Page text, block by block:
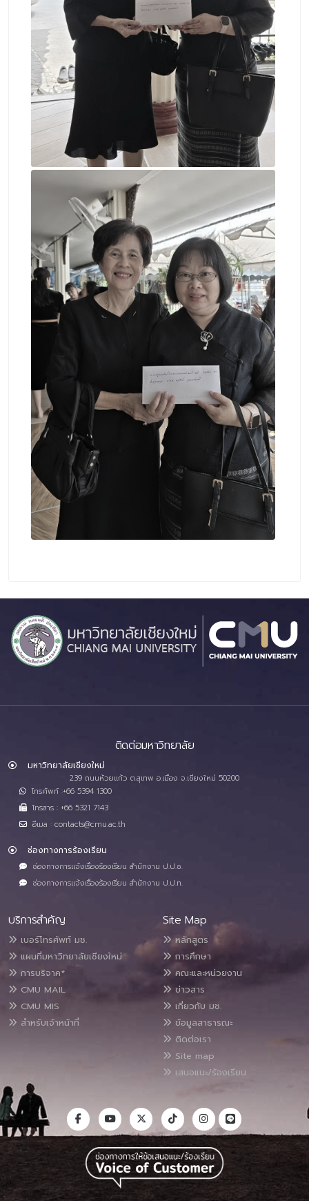
ติดต่อมหาวิทยาลัย
มหาวิทยาลัยเชียงใหม่
239 ถนนห้วยแก้ว ต.สุเทพ อ.เมือง จ.เชียงใหม่ 50200
โทรศัพท์ :+66 5394 1300
โทรสาร : +66 5321 7143
อีเมล : contacts@cmu.ac.th
ช่องทางการร้องเรียน
ช่องทางการแจ้งเรื่องร้องเรียน สำนักงาน ป.ป.ช.
ช่องทางการแจ้งเรื่องร้องเรียน สำนักงาน ป.ป.ท.
บริการสำคัญ
เบอร์โทรศัพท์ มช.
แผนที่มหาวิทยาลัยเชียงใหม่
การบริจาค*
CMU MAIL
CMU MIS
สำหรับเจ้าหน้าที่
Site Map
หลักสูตร
การศึกษา
คณะและหน่วยงาน
ข่าวสาร
เกี่ยวกับ มช.
ข้อมูลสาธารณะ
ติดต่อเรา
Site map
เสนอแนะ/ร้องเรียน